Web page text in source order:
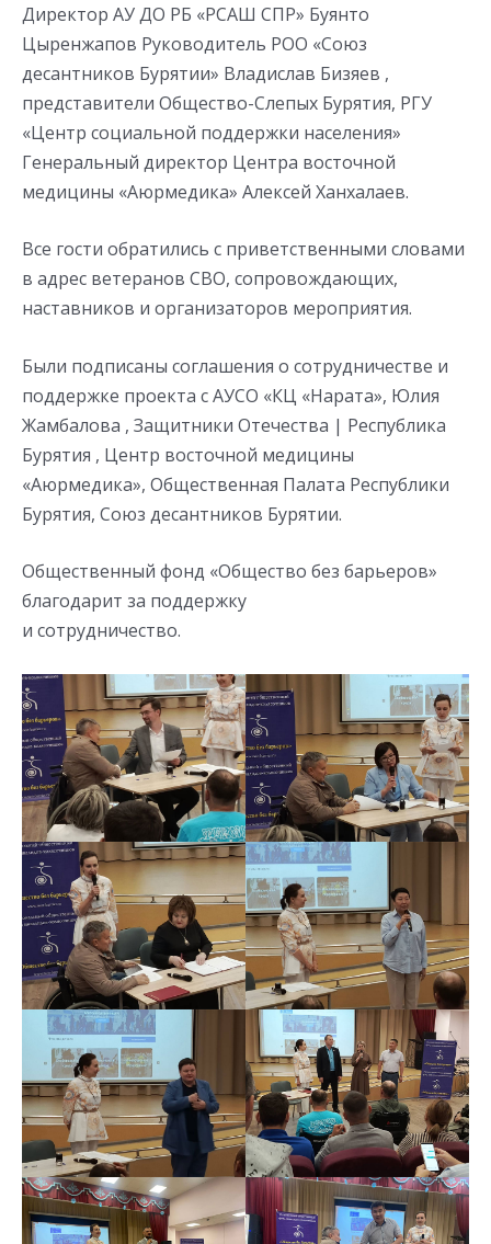
Директор АУ ДО РБ «РСАШ СПР» Буянто
Цыренжапов Руководитель РОО «Союз
десантников Бурятии» Владислав Бизяев ,
представители Общество-Слепых Бурятия, РГУ
«Центр социальной поддержки населения»
Генеральный директор Центра восточной
медицины «Аюрмедика» Алексей Ханхалаев.
Все гости обратились с приветственными словами
в адрес ветеранов СВО, сопровождающих,
наставников и организаторов мероприятия.
Были подписаны соглашения о сотрудничестве и
поддержке проекта с АУСО «КЦ «Нарата», Юлия
Жамбалова , Защитники Отечества | Республика
Бурятия , Центр восточной медицины
«Аюрмедика», Общественная Палата Республики
Бурятия, Союз десантников Бурятии.
Общественный фонд «Общество без барьеров»
благодарит за поддержку
и сотрудничество.